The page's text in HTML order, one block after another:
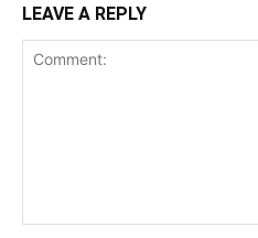
LEAVE A REPLY